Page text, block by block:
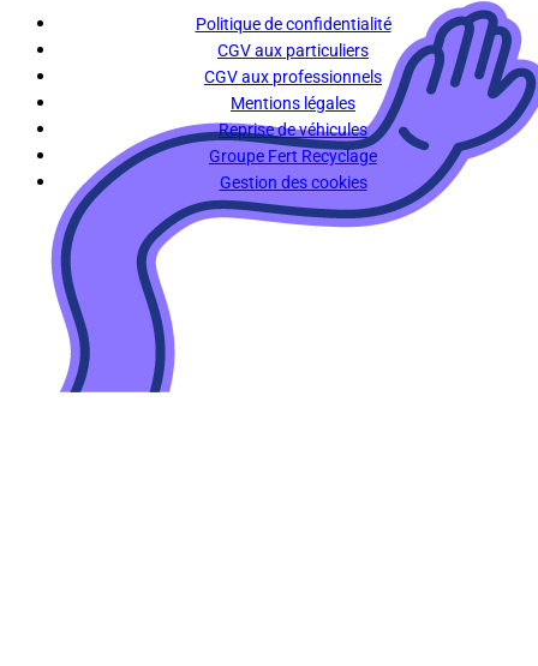
Politique de confidentialité
CGV aux particuliers
CGV aux professionnels
Mentions légales
Reprise de véhicules
Groupe Fert Recyclage
Gestion des cookies